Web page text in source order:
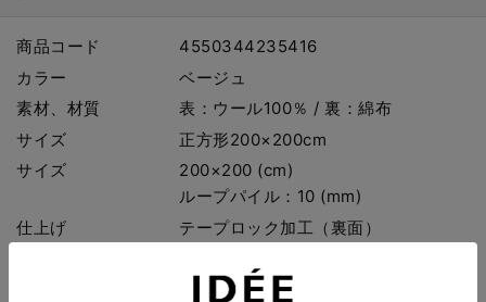
商品コード
4550344235416
カラー
ベージュ
素材、材質
表：ウール100％ / 裏：綿布
サイズ
正方形200×200cm
サイズ
200×200 (cm)
ループパイル：10 (mm)
仕上げ
テープロック加工（裏面）
商品に付属している注意書きをご確認